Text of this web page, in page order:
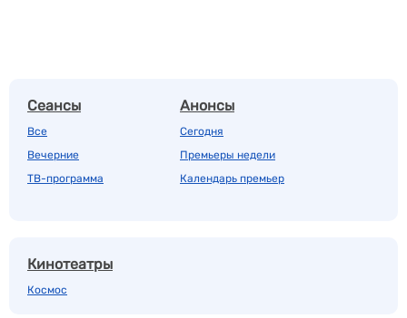
Сеансы
Все
Вечерние
ТВ-программа
Анонсы
Сегодня
Премьеры недели
Календарь премьер
Кинотеатры
Космос